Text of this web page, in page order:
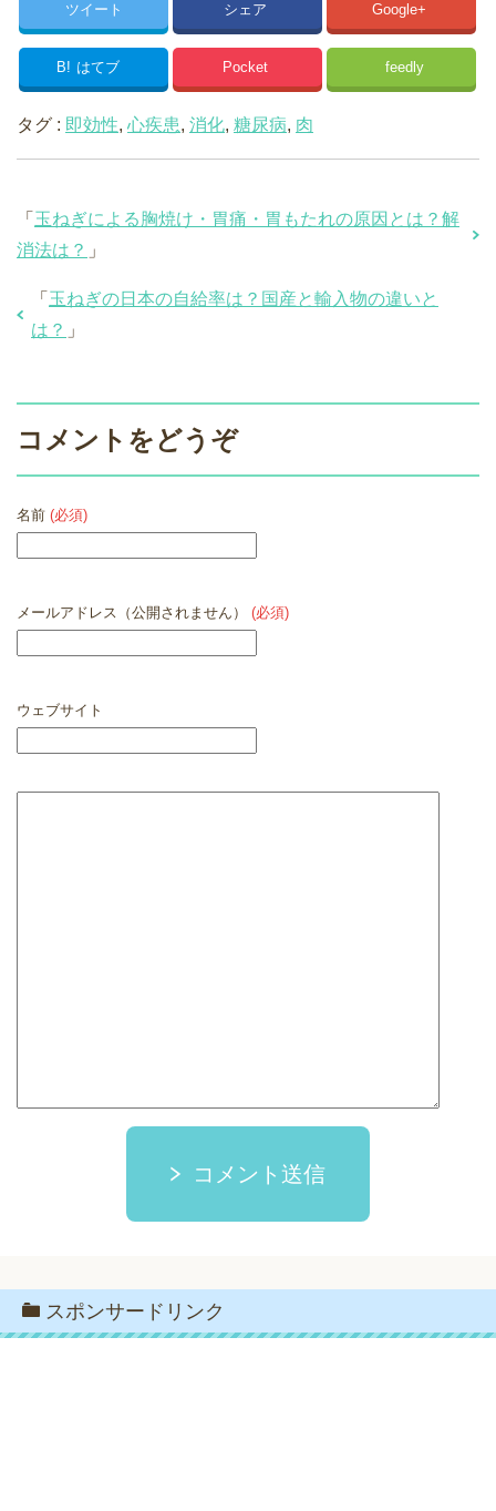
ツイート シェア Google+
B! はてブ Pocket feedly
タグ : 即効性, 心疾患, 消化, 糖尿病, 肉
「 玉ねぎによる胸焼け・胃痛・胃もたれの原因とは？解
消法は？ 」
「 玉ねぎの日本の自給率は？国産と輸入物の違いと
は？ 」
コメントをどうぞ
名前 (必須)
メールアドレス（公開されません） (必須)
ウェブサイト
コメント送信
スポンサードリンク